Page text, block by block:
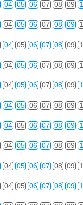
04 05 06 07 08 09
04 05 06 07 08 09
04 05 06 07 08 09
04 05 06 07 08 09
04 05 06 07 08 09
04 05 06 07 08 09
04 05 06 07 08 09
04 05 06 07 08 09
04 05 06 07 08 09
04 05 06 07 08 09